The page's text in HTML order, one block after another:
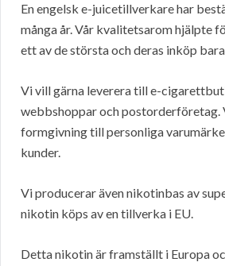
En engelsk e-juicetillverkare har
många år. Vår kvalitetsarom hjälpte
ett av de största och deras inköp
Vi vill gärna leverera till e-
webbshoppar och postorderföretag.
formgivning till personliga
kunder.
Vi producerar även nikotinbas av
nikotin köps av en tillverka i EU.
Detta nikotin är framställt i Europa